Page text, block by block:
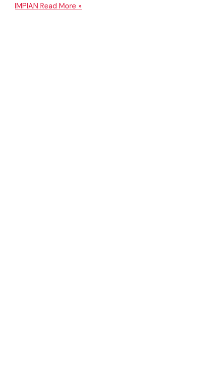
IMPIAN Read More »